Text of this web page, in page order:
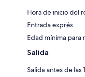
Hora de inicio del
Entrada exprés
Edad mínima para
Salida
Salida antes de las